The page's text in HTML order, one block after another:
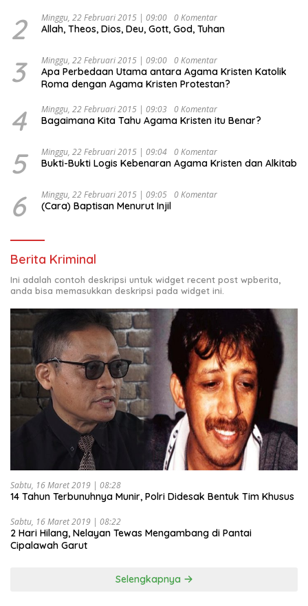
2 Minggu, 22 Februari 2015 | 09:00 0 Komentar
Allah, Theos, Dios, Deu, Gott, God, Tuhan
3 Minggu, 22 Februari 2015 | 09:00 0 Komentar
Apa Perbedaan Utama antara Agama Kristen Katolik
Roma dengan Agama Kristen Protestan?
4 Minggu, 22 Februari 2015 | 09:03 0 Komentar
Bagaimana Kita Tahu Agama Kristen itu Benar?
5 Minggu, 22 Februari 2015 | 09:04 0 Komentar
Bukti-Bukti Logis Kebenaran Agama Kristen dan Alkitab
6 Minggu, 22 Februari 2015 | 09:05 0 Komentar
(Cara) Baptisan Menurut Injil
Berita Kriminal
Ini adalah contoh deskripsi untuk widget recent post wpberita,
anda bisa memasukkan deskripsi pada widget ini.
Sabtu, 16 Maret 2019 | 08:28
14 Tahun Terbunuhnya Munir, Polri Didesak Bentuk Tim Khusus
Sabtu, 16 Maret 2019 | 08:22
2 Hari Hilang, Nelayan Tewas Mengambang di Pantai
Cipalawah Garut
Selengkapnya